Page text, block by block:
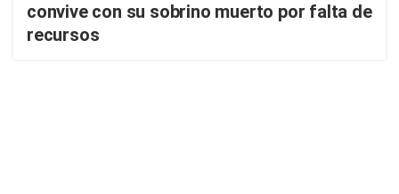
convive con su sobrino muerto por falta de
recursos